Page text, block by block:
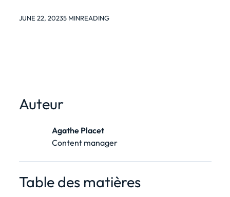
JUNE 22, 20235 MINREADING
Auteur
Agathe Placet
Content manager
Table des matières